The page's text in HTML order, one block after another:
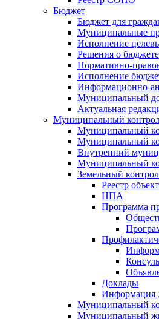
Бюджет
Бюджет для
Муниципальные
Исполнение
Решения о бюджете
Нормативно-
Исполнение
Информационно-
Муниципальный
Актуальная
Муниципальный
Муниципальный
Муниципальный
Внутренний
Муниципальный
Земельный
Реестр
НПА
Программа
Доклады
Информация
Муниципальный
Муниципальный